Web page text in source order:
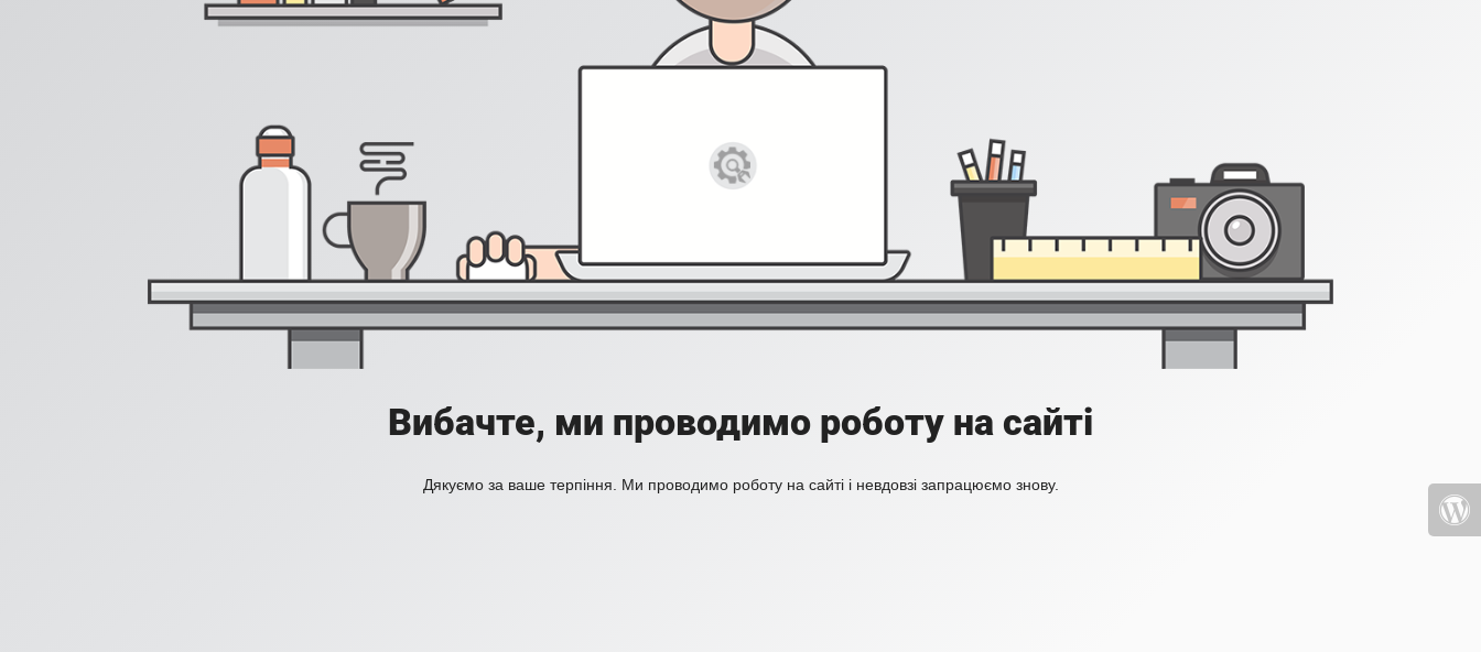
Вибачте, ми проводимо роботу на сайті
Дякуємо за ваше терпіння. Ми проводимо роботу на сайті і невдовзі запрацюємо знову.